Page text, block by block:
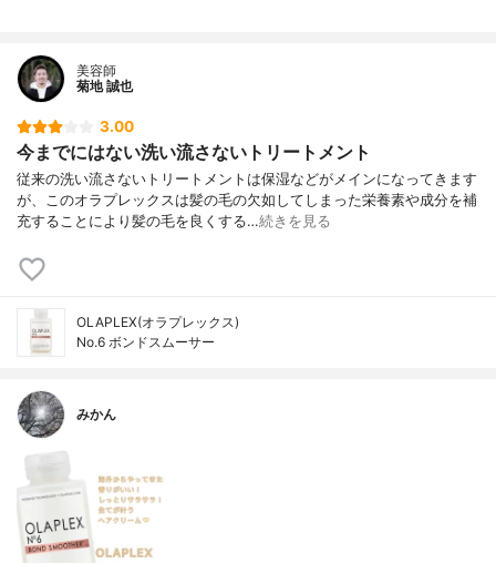
美容師
菊地 誠也
3.00
今までにはない洗い流さないトリートメント
従来の洗い流さないトリートメントは保湿などがメインになってきます
が、このオラプレックスは髪の毛の欠如してしまった栄養素や成分を補
充することにより髪の毛を良くする…続きを見る
OLAPLEX(オラプレックス)
No.6 ボンドスムーサー
みかん